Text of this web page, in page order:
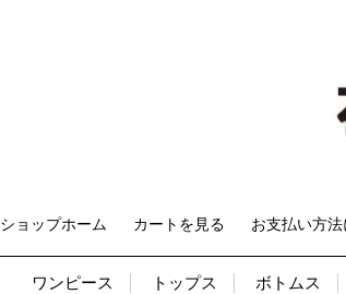
ショップホーム カートを見る お支払い方
ワンピース トップス ボトムス